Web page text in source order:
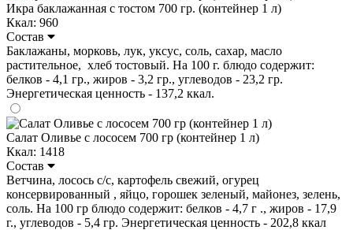
Икра баклажанная с тостом 700 гр. (контейнер 1 л)
Ккал: 960
Состав
Баклажаны, морковь, лук, уксус, соль, сахар, масло
растительное, хлеб тостовый. На 100 г. блюдо содержит:
белков - 4,1 гр., жиров - 3,2 гр., углеводов - 23,2 гр.
Энергетическая ценность - 137,2 ккал.
Салат Оливье с лососем 700 гр (контейнер 1 л)
Ккал: 1418
Состав
Ветчина, лосось с/с, картофель свежий, огурец
консервированный , яйцо, горошек зеленый, майонез, зелень,
соль. На 100 гр блюдо содержит: белков - 4,7 г ., жиров - 17,9
г., углеводов - 5,4 гр. Энергетическая ценность - 202,8 ккал